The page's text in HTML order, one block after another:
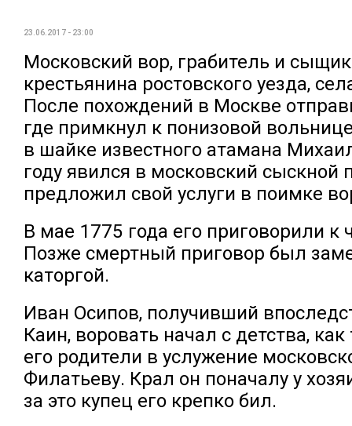
23.06.2017 - 23:00
Московский вор, грабитель и
крестьянина ростовского уезда,
После похождений в Москве
где примкнул к понизовой
в шайке известного атамана
году явился в московский сыскной
предложил свой услуги в поимке
В мае 1775 года его приговорили к
Позже смертный приговор был
каторгой.
Иван Осипов, получивший
Каин, воровать начал с детства,
его родители в услужение
Филатьеву. Крал он поначалу у
за это купец его крепко бил.